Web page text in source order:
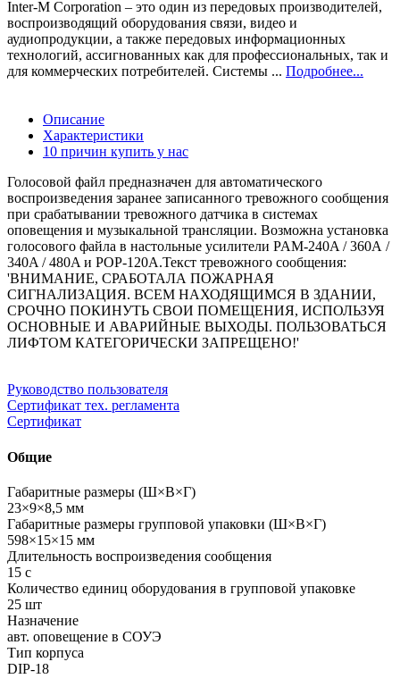
Inter-M Corporation – это один из передовых производителей,
воспроизводящий оборудования связи, видео и
аудиопродукции, а также передовых информационных
технологий, ассигнованных как для профессиональных, так и
для коммерческих потребителей. Системы ... Подробнее...
Описание
Характеристики
10 причин купить у нас
Голосовой файл предназначен для автоматического
воспроизведения заранее записанного тревожного сообщения
при срабатывании тревожного датчика в системах
оповещения и музыкальной трансляции. Возможна установка
голосового файла в настольные усилители PAM-240A / 360А /
340A / 480A и POP-120A.Текст тревожного сообщения:
'ВНИМАНИЕ, СРАБОТАЛА ПОЖАРНАЯ
СИГНАЛИЗАЦИЯ. ВСЕМ НАХОДЯЩИМСЯ В ЗДАНИИ,
СРОЧНО ПОКИНУТЬ СВОИ ПОМЕЩЕНИЯ, ИСПОЛЬЗУЯ
ОСНОВНЫЕ И АВАРИЙНЫЕ ВЫХОДЫ. ПОЛЬЗОВАТЬСЯ
ЛИФТОМ КАТЕГОРИЧЕСКИ ЗАПРЕЩЕНО!'
Руководство пользователя
Сертификат тех. регламента
Сертификат
Общие
Габаритные размеры (Ш×В×Г)
23×9×8,5 мм
Габаритные размеры групповой упаковки (Ш×В×Г)
598×15×15 мм
Длительность воспроизведения сообщения
15 с
Количество единиц оборудования в групповой упаковке
25 шт
Назначение
авт. оповещение в СОУЭ
Тип корпуса
DIP-18